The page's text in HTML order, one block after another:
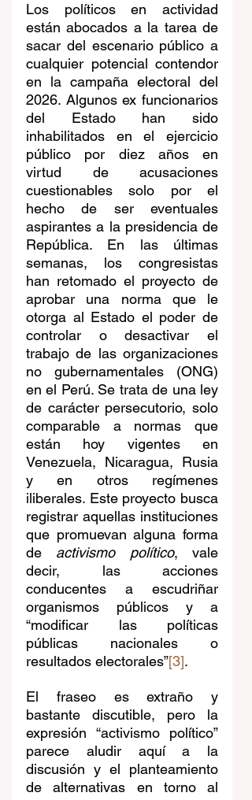
Los políticos en actividad
están abocados a la tarea de
sacar del escenario público a
cualquier potencial contendor
en la campaña electoral del
2026. Algunos ex funcionarios
del Estado han sido
inhabilitados en el ejercicio
público por diez años en
virtud de acusaciones
cuestionables solo por el
hecho de ser eventuales
aspirantes a la presidencia de
República. En las últimas
semanas, los congresistas
han retomado el proyecto de
aprobar una norma que le
otorga al Estado el poder de
controlar o desactivar el
trabajo de las organizaciones
no gubernamentales (ONG)
en el Perú. Se trata de una ley
de carácter persecutorio, solo
comparable a normas que
están hoy vigentes en
Venezuela, Nicaragua, Rusia
y en otros regímenes
iliberales. Este proyecto busca
registrar aquellas instituciones
que promuevan alguna forma
de activismo político, vale
decir, las acciones
conducentes a escudriñar
organismos públicos y a
“modificar las políticas
públicas nacionales o
resultados electorales”[3].
El fraseo es extraño y
bastante discutible, pero la
expresión “activismo político”
parece aludir aquí a la
discusión y el planteamiento
de alternativas en torno al